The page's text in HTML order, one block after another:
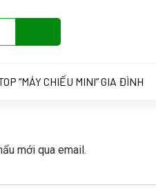
“MÁY CHIẾU MINI” GIA ĐÌNH
mới qua email.